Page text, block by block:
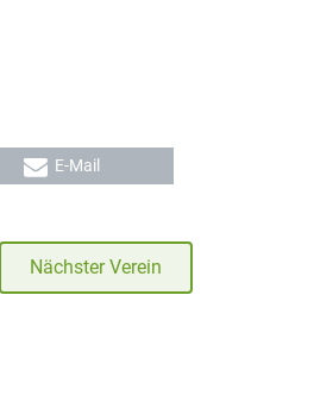
E-Mail
Nächster Verein